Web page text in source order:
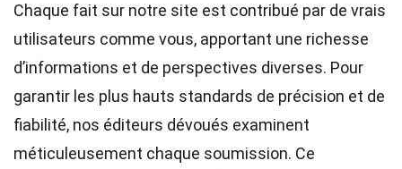
Chaque fait sur notre site est contribué par de vrais
utilisateurs comme vous, apportant une richesse
d’informations et de perspectives diverses. Pour
garantir les plus hauts standards de précision et de
fiabilité, nos éditeurs dévoués examinent
méticuleusement chaque soumission. Ce